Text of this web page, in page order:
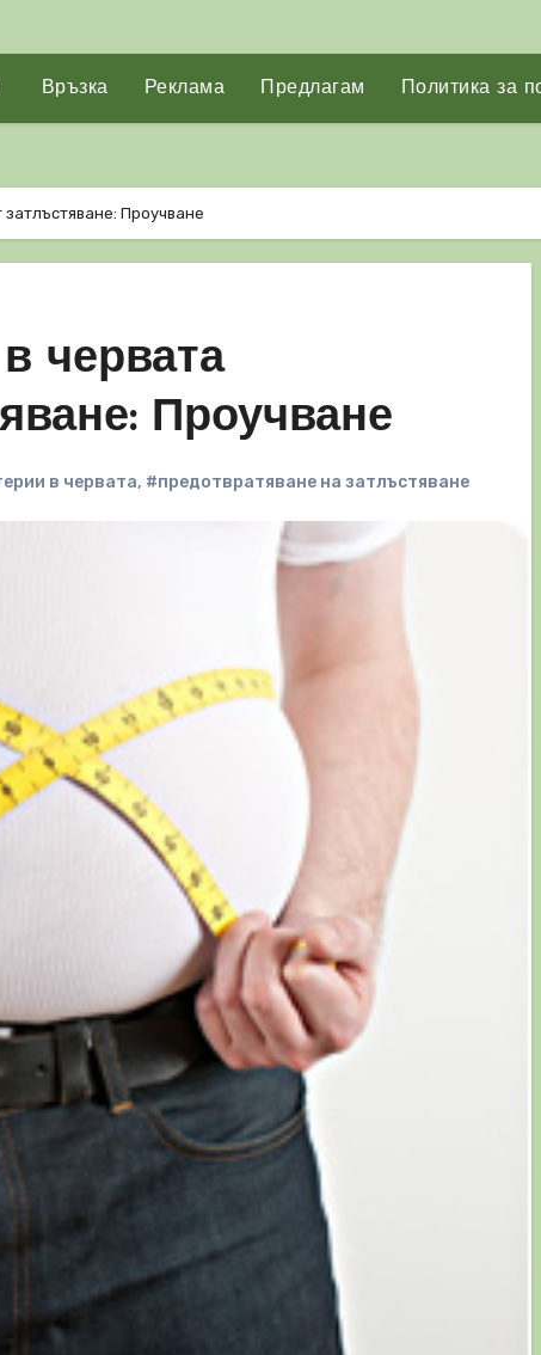
Връзка Реклама Предлагам Политика за
Проучване
червата
Проучване
в червата, #предотвратяване на затлъстяване